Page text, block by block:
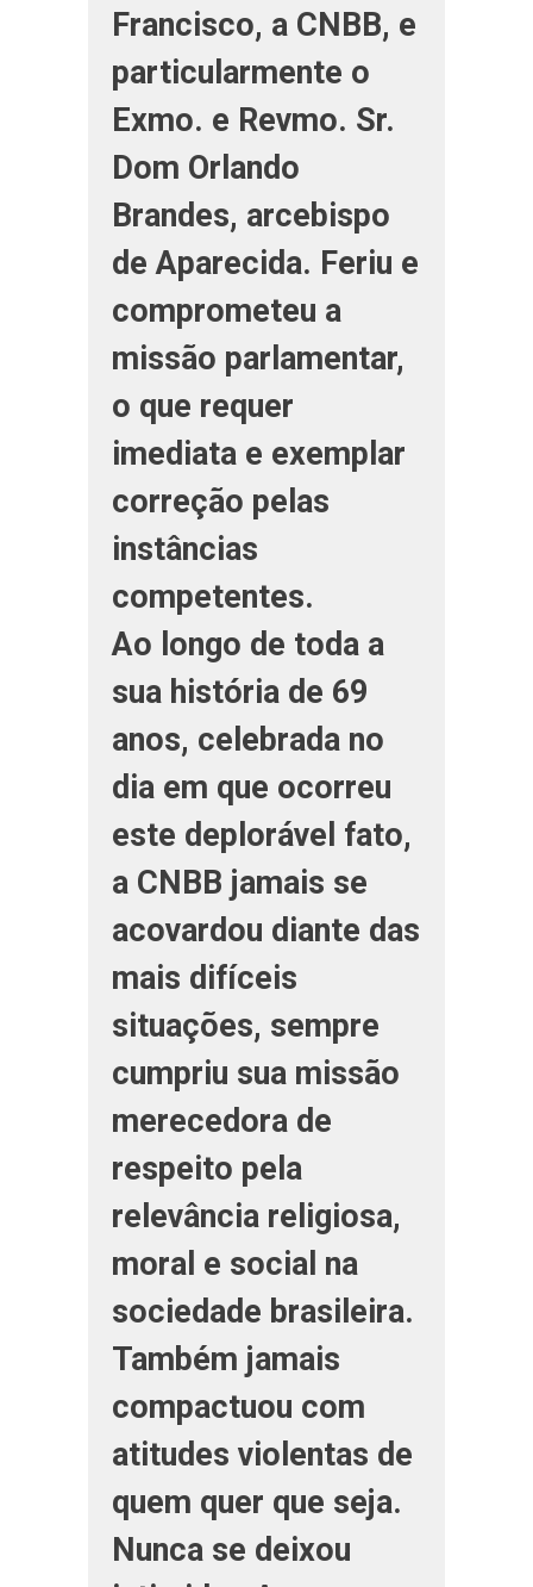
Francisco, a CNBB, e
particularmente o
Exmo. e Revmo. Sr.
Dom Orlando
Brandes, arcebispo
de Aparecida. Feriu e
comprometeu a
missão parlamentar,
o que requer
imediata e exemplar
correção pelas
instâncias
competentes.
Ao longo de toda a
sua história de 69
anos, celebrada no
dia em que ocorreu
este deplorável fato,
a CNBB jamais se
acovardou diante das
mais difíceis
situações, sempre
cumpriu sua missão
merecedora de
respeito pela
relevância religiosa,
moral e social na
sociedade brasileira.
Também jamais
compactuou com
atitudes violentas de
quem quer que seja.
Nunca se deixou